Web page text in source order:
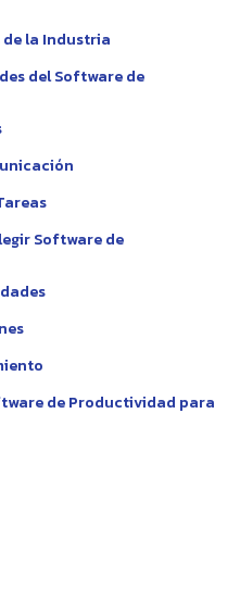
la Industria
del Software de
Software de
de Productividad para